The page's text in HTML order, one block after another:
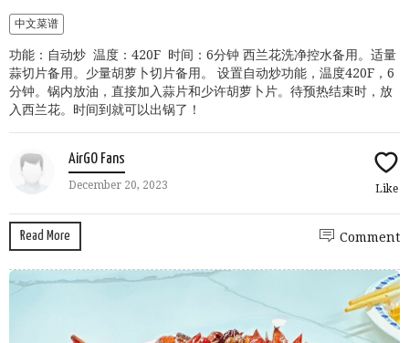
中文菜谱
功能：自动炒 温度：420F 时间：6分钟 西兰花洗净控水备用。适量
蒜切片备用。少量胡萝卜切片备用。 设置自动炒功能，温度420F，6
分钟。锅内放油，直接加入蒜片和少许胡萝卜片。待预热结束时，放
入西兰花。时间到就可以出锅了！
AirGO Fans
December 20, 2023 Like
Read More Comment